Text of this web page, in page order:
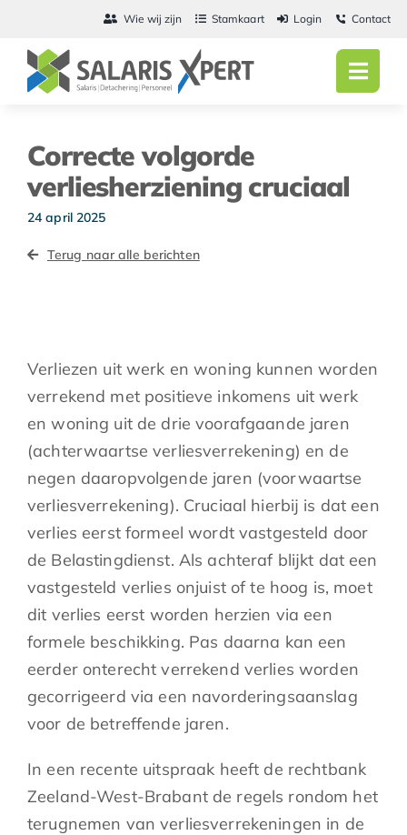
inhoud
Wie wij zijn Stamkaart Login Contact
Actueel
Correcte volgorde
verliesherziening cruciaal
24 april 2025
Terug naar alle berichten
Verliezen uit werk en woning kunnen worden
verrekend met positieve inkomens uit werk
en woning uit de drie voorafgaande jaren
(achterwaartse verliesverrekening) en de
negen daaropvolgende jaren (voorwaartse
verliesverrekening). Cruciaal hierbij is dat een
verlies eerst formeel wordt vastgesteld door
de Belastingdienst. Als achteraf blijkt dat een
vastgesteld verlies onjuist of te hoog is, moet
dit verlies eerst worden herzien via een
formele beschikking. Pas daarna kan een
eerder onterecht verrekend verlies worden
gecorrigeerd via een navorderingsaanslag
voor de betreffende jaren.
In een recente uitspraak heeft de rechtbank
Zeeland-West-Brabant de regels rondom het
terugnemen van verliesverrekeningen in de